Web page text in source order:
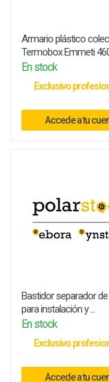
Armario plástico
Termobox Emmeti
En stock
Exclusivo
Accede a tu
Bastidor separador
para instalación y ...
En stock
Exclusivo
Accede a tu